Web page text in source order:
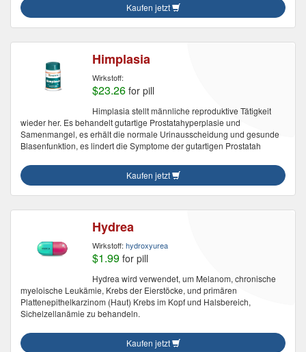
Kaufen jetzt
Himplasia
Wirkstoff:
$23.26 for pill
Himplasia stellt männliche reproduktive Tätigkeit
wieder her. Es behandelt gutartige Prostatahyperplasie und
Samenmangel, es erhält die normale Urinausscheidung und gesunde
Blasenfunktion, es lindert die Symptome der gutartigen Prostatah
Kaufen jetzt
Hydrea
Wirkstoff: hydroxyurea
$1.99 for pill
Hydrea wird verwendet, um Melanom, chronische
myeloische Leukämie, Krebs der Eierstöcke, und primären
Plattenepithelkarzinom (Haut) Krebs im Kopf und Halsbereich,
Sichelzellanämie zu behandeln.
Kaufen jetzt